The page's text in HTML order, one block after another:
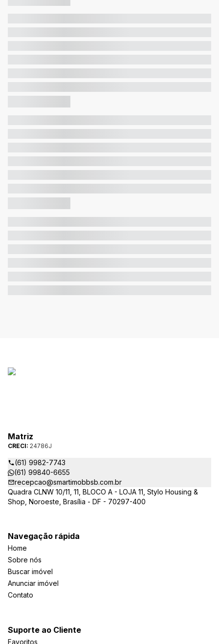
Matriz
CRECI: 24786J
(61) 9982-7743
(61) 99840-6655
recepcao@smartimobbsb.com.br
Quadra CLNW 10/11, 11, BLOCO A - LOJA 11, Stylo Housing &
Shop, Noroeste, Brasília - DF - 70297-400
Navegação rápida
Home
Sobre nós
Buscar imóvel
Anunciar imóvel
Contato
Suporte ao Cliente
Favoritos